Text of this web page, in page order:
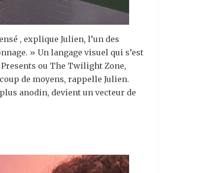
, explique Julien, l’un des
» Un langage visuel qui s’est
ou The Twilight Zone,
de moyens, rappelle Julien.
anodin, devient un vecteur de